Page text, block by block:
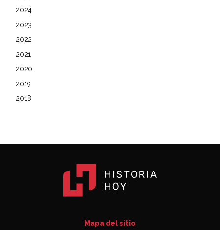
2024
2023
2022
2021
2020
2019
2018
Mapa del sitio